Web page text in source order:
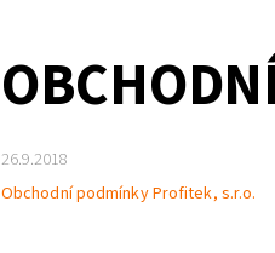
26.9.2018
Obchodní podmínky Profitek, s.r.o.